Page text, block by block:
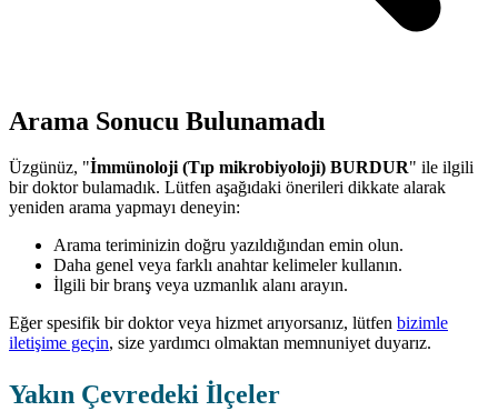
Arama Sonucu Bulunamadı
Üzgünüz, "İmmünoloji (Tıp mikrobiyoloji) BURDUR" ile ilgili
bir doktor bulamadık. Lütfen aşağıdaki önerileri dikkate alarak
yeniden arama yapmayı deneyin:
Arama teriminizin doğru yazıldığından emin olun.
Daha genel veya farklı anahtar kelimeler kullanın.
İlgili bir branş veya uzmanlık alanı arayın.
Eğer spesifik bir doktor veya hizmet arıyorsanız, lütfen bizimle
iletişime geçin, size yardımcı olmaktan memnuniyet duyarız.
Yakın Çevredeki İlçeler